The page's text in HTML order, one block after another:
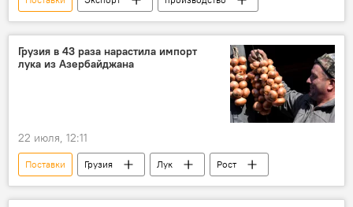
Грузия в 43 раза нарастила импорт
лука из Азербайджана
22 июля, 12:11
Поставки Грузия Лук Рост